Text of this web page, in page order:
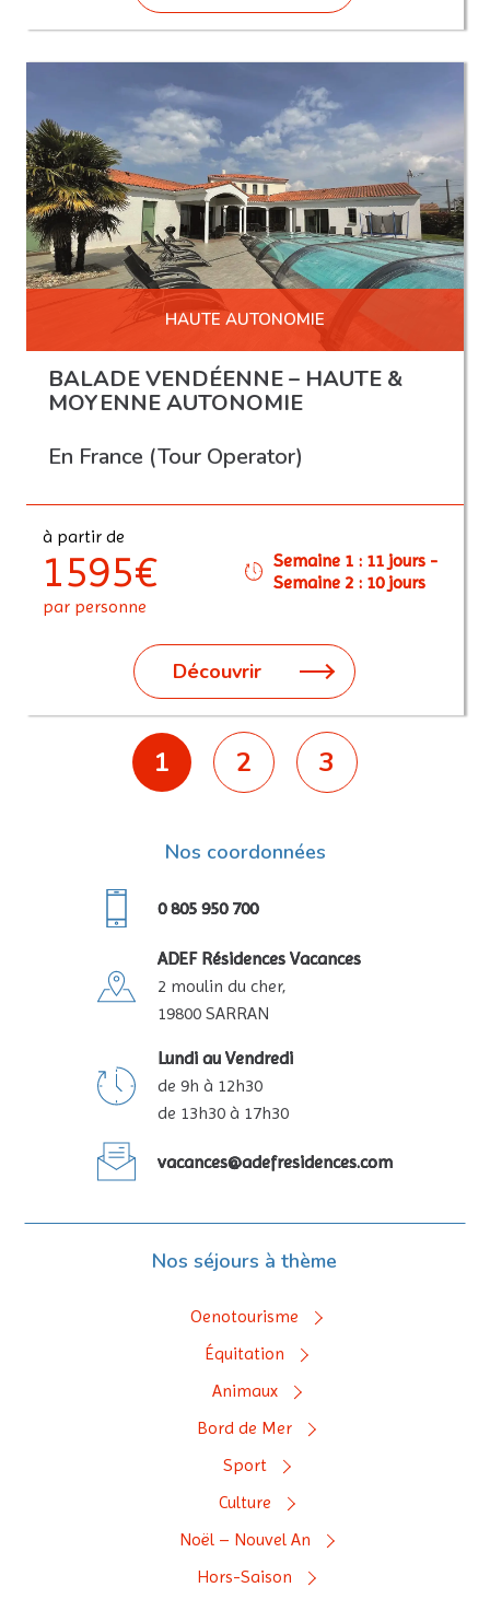
HAUTE AUTONOMIE
BALADE VENDÉENNE – HAUTE &
MOYENNE AUTONOMIE
En France (Tour Operator)
à partir de
1595€
par personne
Semaine 1 : 11 jours -
Semaine 2 : 10 jours
Découvrir
1 2 3
Nos coordonnées
0 805 950 700
ADEF Résidences Vacances
2 moulin du cher,
19800 SARRAN
Lundi au Vendredi
de 9h à 12h30
de 13h30 à 17h30
vacances@adefresidences.com
Nos séjours à thème
Oenotourisme
Équitation
Animaux
Bord de Mer
Sport
Culture
Noël – Nouvel An
Hors-Saison